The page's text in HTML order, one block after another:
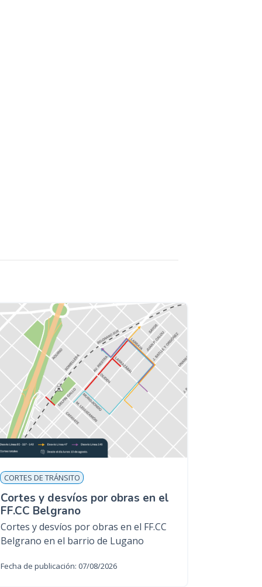
CORTES DE TRÁNSITO
Cortes y desvíos por obras en el
FF.CC Belgrano
Cortes y desvíos por obras en el FF.CC
Belgrano en el barrio de Lugano
Fecha de publicación: 07/08/2026